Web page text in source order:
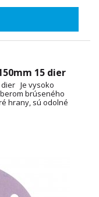
15 dier
dier Je vysoko
brúseného
hrany, sú odolné
voči záťaži a
150mm